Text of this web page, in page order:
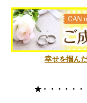
幸せを掴ん
★・・・・・・